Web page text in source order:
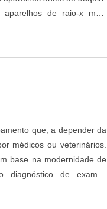
de raio-x mais
é capaz de tirar
e, além disso,....
que, a depender da
médicos ou veterinários.
base na modernidade de
de exames
ser portátil eleva a
aparelho de raio x....